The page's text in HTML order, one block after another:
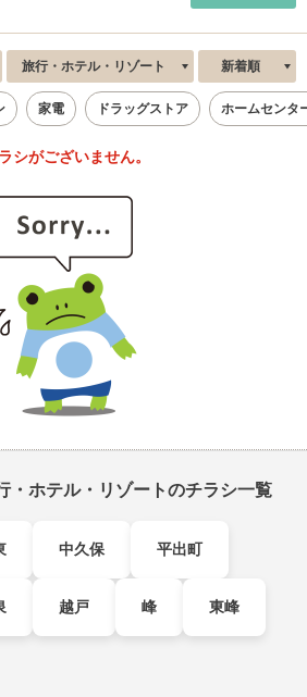
旅行・ホテル・リゾート 新着順
家電 ドラッグストア ホームセンタ
シがございません。
・ホテル・リゾートのチラシ一覧
中久保 平出町
越戸 峰 東峰